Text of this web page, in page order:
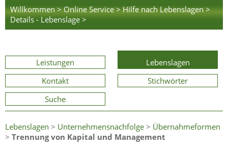
Willkommen > Online Service > Hilfe nach Lebenslagen >
Details - Lebenslage >
Leistungen
Lebenslagen
Kontakt
Stichwörter
Suche
Lebenslagen > Unternehmensnachfolge > Übernahmeformen
> Trennung von Kapital und Management